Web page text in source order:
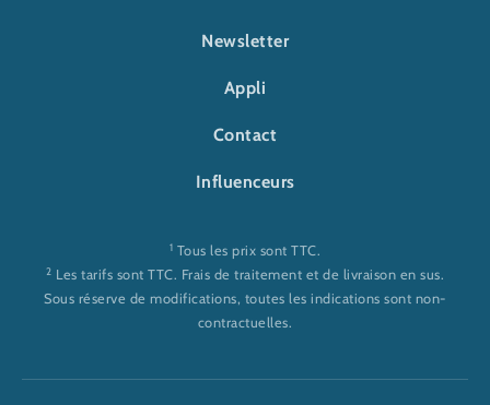
FOOTER-RULANTICA
Newsletter
Appli
Contact
Influenceurs
1 Tous les prix sont TTC.
2 Les tarifs sont TTC. Frais de traitement et de livraison en sus.
Sous réserve de modifications, toutes les indications sont non-
contractuelles.